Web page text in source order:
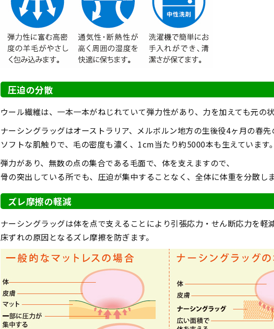
圧迫の分散
ウール繊維は、一本一本がねじれていて弾力性があり、力を加えても元の
ナーシングラッグはオーストラリア、メルボルン地方の生後役4ヶ月の春
ソフトな肌触りで、毛の密度も濃く、1cm当たり約5000本も生えています
弾力があり、無数の点の集合である毛面で、体を支えますので、
骨の突出している所でも、圧迫が集中することなく、全体に体重を分散し
ズレ摩擦の軽減
ナーシングラッグは体を点で支えることにより引張応力・せん断応力を軽
床ずれの原因となるズレ摩擦を防ぎます。